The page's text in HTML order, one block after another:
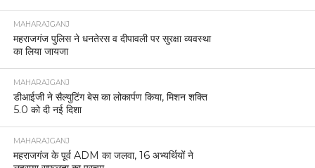
MAHARAJGANJ
महराजगंज पुलिस ने धनतेरस व दीपावली पर सुरक्षा व्यवस्था
का लिया जायजा
MAHARAJGANJ
डीआईजी ने सैल्युटिंग बेस का लोकार्पण किया, मिशन शक्ति
5.0 को दी नई दिशा
MAHARAJGANJ
महराजगंज के पूर्व ADM का जलवा, 16 अभ्यर्थियों ने